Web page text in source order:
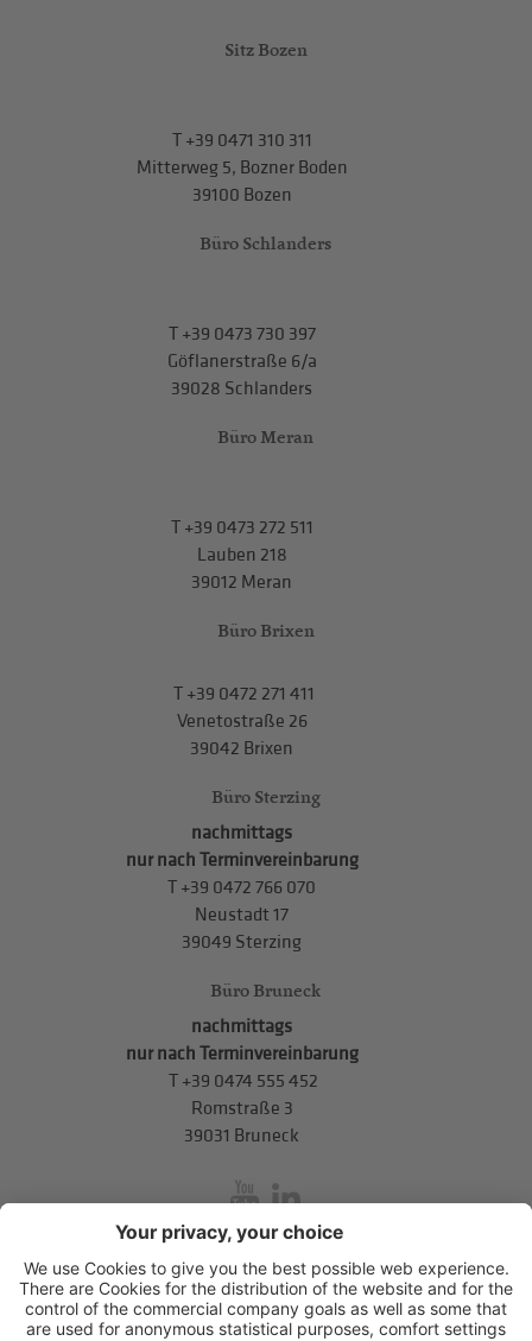
Sitz Bozen
T+39 0471 310 311
Mitterweg 5, Bozner Boden
39100 Bozen
Büro Schlanders
T+39 0473 730 397
Göflanerstraße 6/a
39028 Schlanders
Büro Meran
T+39 0473 272 511
Lauben 218
39012 Meran
Büro Brixen
T+39 0472 271 411
Venetostraße 26
39042 Brixen
Büro Sterzing
nachmittags
nur nach Terminvereinbarung
T +39 0472 766 070
Neustadt 17
39049 Sterzing
Büro Bruneck
nachmittags
nur nach Terminvereinbarung
T +39 0474 555 452
Romstraße 3
39031 Bruneck
inService
Mitterweg 5, Bozner Boden,I-39100Bozen.T+39 0471 310
311. info@hds-bz.it